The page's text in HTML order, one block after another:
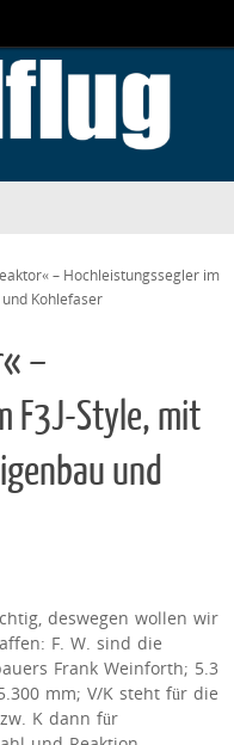
– Hochleistungssegler im
Kohlefaser
–
F3J-Style, mit
und
deswegen wollen wir
F. W. sind die
Frank Weinforth; 5.3
mm; V/K steht für die
K dann für